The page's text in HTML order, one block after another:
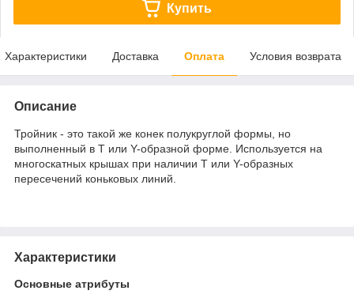
Купить
Характеристики Доставка Оплата Условия возврата
Описание
Тройник - это такой же конек полукруглой формы, но
выполненный в Т или Y-образной форме. Используется на
многоскатных крышах при наличии Т или Y-образных
пересечений коньковых линий.
Характеристики
Основные атрибуты